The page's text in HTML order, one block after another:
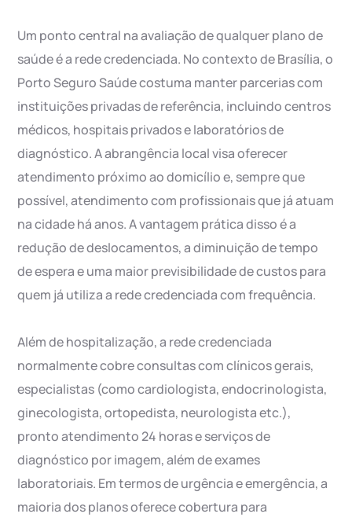
Um ponto central na avaliação de qualquer plano de
saúde é a rede credenciada. No contexto de Brasília, o
Porto Seguro Saúde costuma manter parcerias com
instituições privadas de referência, incluindo centros
médicos, hospitais privados e laboratórios de
diagnóstico. A abrangência local visa oferecer
atendimento próximo ao domicílio e, sempre que
possível, atendimento com profissionais que já atuam
na cidade há anos. A vantagem prática disso é a
redução de deslocamentos, a diminuição de tempo
de espera e uma maior previsibilidade de custos para
quem já utiliza a rede credenciada com frequência.
Além de hospitalização, a rede credenciada
normalmente cobre consultas com clínicos gerais,
especialistas (como cardiologista, endocrinologista,
ginecologista, ortopedista, neurologista etc.),
pronto atendimento 24 horas e serviços de
diagnóstico por imagem, além de exames
laboratoriais. Em termos de urgência e emergência, a
maioria dos planos oferece cobertura para